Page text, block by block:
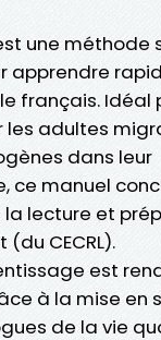
une méthode
apprendre
français. Idéal
adultes
dans leur
ce manuel
lecture et
(du CECRL).
est
à la mise en
de la vie